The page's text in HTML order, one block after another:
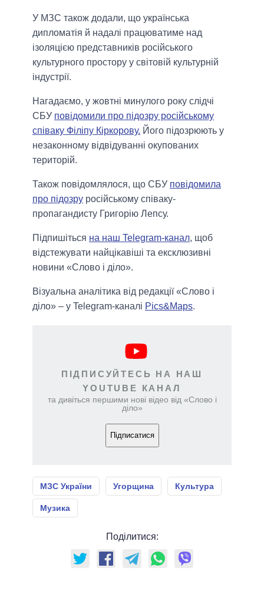
У МЗС також додали, що українська
дипломатія й надалі працюватиме над
ізоляцією представників російського
культурного простору у світовій культурній
індустрії.
Нагадаємо, у жовтні минулого року слідчі
СБУ повідомили про підозру російському
співаку Філіпу Кіркорову. Його підозрюють у
незаконному відвідуванні окупованих
територій.
Також повідомлялося, що СБУ повідомила
про підозру російському співаку-
пропагандисту Григорію Лепсу.
Підпишіться на наш Telegram-канал, щоб
відстежувати найцікавіші та ексклюзивні
новини «Слово і діло».
Візуальна аналітика від редакції «Слово і
діло» – у Telegram-каналі Pics&Maps.
ПІДПИСУЙТЕСЬ НА НАШ
YOUTUBE КАНАЛ
та дивіться першими нові відео від «Слово і
діло»
Підписатися
МЗС України Угорщина Культура
Музика
Поділитися: